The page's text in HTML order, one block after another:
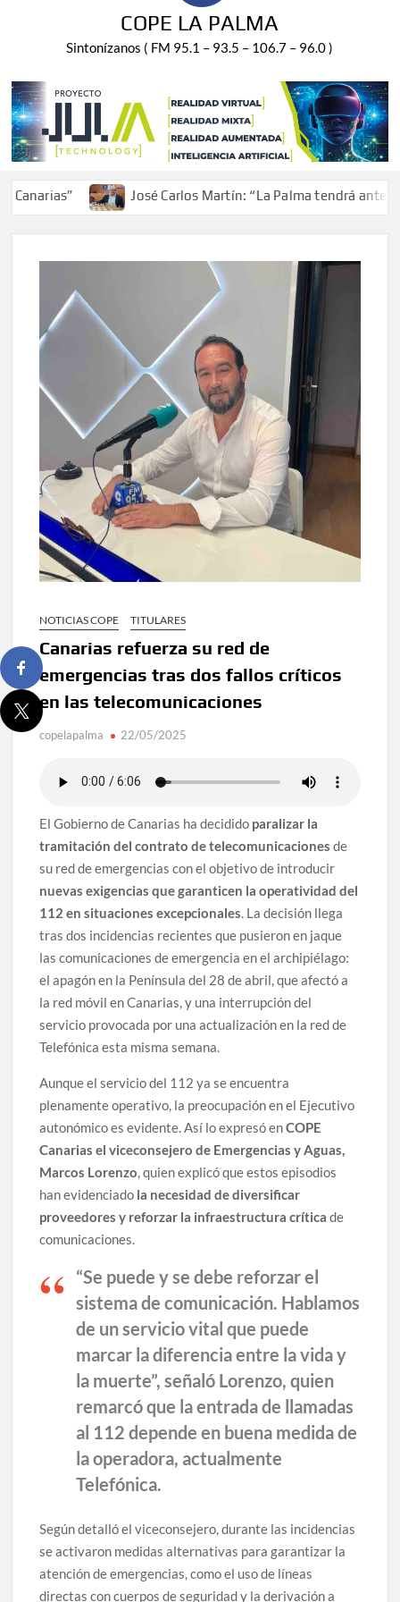
COPE LA PALMA
Sintonízanos ( FM 95.1 – 93.5 – 106.7 – 96.0 )
José Carlos Martín: “La Palma tendrá antes de
NOTICIAS COPE TITULARES
Canarias refuerza su red de
emergencias tras dos fallos críticos
en las telecomunicaciones
copelapalma 22/05/2025
El Gobierno de Canarias ha decidido paralizar la
tramitación del contrato de telecomunicaciones de
su red de emergencias con el objetivo de introducir
nuevas exigencias que garanticen la operatividad del
112 en situaciones excepcionales. La decisión llega
tras dos incidencias recientes que pusieron en jaque
las comunicaciones de emergencia en el archipiélago:
el apagón en la Península del 28 de abril, que afectó a
la red móvil en Canarias, y una interrupción del
servicio provocada por una actualización en la red de
Telefónica esta misma semana.
Aunque el servicio del 112 ya se encuentra
plenamente operativo, la preocupación en el Ejecutivo
autonómico es evidente. Así lo expresó enCOPE
Canarias el viceconsejero de Emergencias y Aguas,
Marcos Lorenzo, quien explicó que estos episodios
han evidenciado la necesidad de diversificar
proveedores y reforzar la infraestructura crítica de
comunicaciones.
“Se puede y se debe reforzar el
sistema de comunicación. Hablamos
de un servicio vital que puede
marcar la diferencia entre la vida y
la muerte”, señaló Lorenzo, quien
remarcó que laentrada de llamadas
al 112 depende en buena medida de
la operadora, actualmente
Telefónica.
Según detalló el viceconsejero, durante las incidencias
se activaron medidas alternativas para garantizar la
atención de emergencias, como el uso de líneas
directas con cuerpos de seguridad y la derivación a